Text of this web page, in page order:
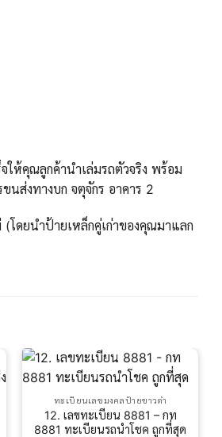
ให้คุณลูกค้านำเล่มรถตัวจริง พร้อม
นส่งทางบก จตุจักร อาคาร 2
ดยนำป้ายเหล็กคู่เก่าของคุณมาแลก
ทะเบียนเลขมงคลป้ายขาวดำ
12. เลขทะเบียน 8881 – กท
8881 ทะเบียนรถนําโชค ถูกที่สุด